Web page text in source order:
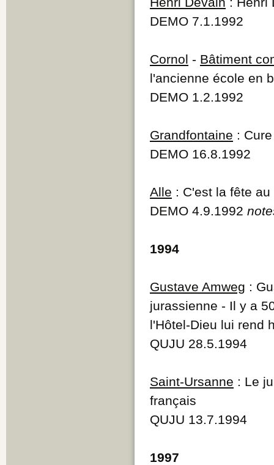
DEMO 7.1.1992
Cornol - Bâtiment
l'ancienne école en
DEMO 1.2.1992
Grandfontaine :
DEMO 16.8.1992
Alle : C'est la fête
DEMO 4.9.1992
1994
Gustave Amweg :
jurassienne - Il y a
l'Hôtel-Dieu lui rend
QUJU 28.5.1994
Saint-Ursanne : Le
français
QUJU 13.7.1994
1997